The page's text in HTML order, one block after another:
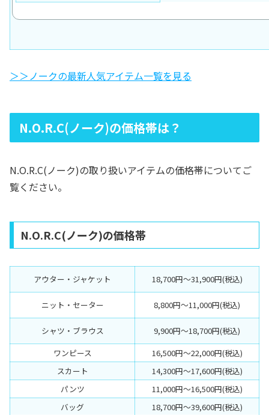
＞＞ノークの最新人気アイテム一覧を見る
N.O.R.C(ノーク)の価格帯は？
N.O.R.C(ノーク)の取り扱いアイテムの価格帯についてご
覧ください。
N.O.R.C(ノーク)の価格帯
アウター・ジャケット 18,700円〜31,900円(税込)
ニット・セーター 8,800円〜11,000円(税込)
シャツ・ブラウス
9,900円〜18,700円(税込)
ワンピース
16,500円〜22,000円(税込)
スカート
14,300円〜17,600円(税込)
パンツ
11,000円〜16,500円(税込)
バッグ
18,700円〜39,600円(税込)